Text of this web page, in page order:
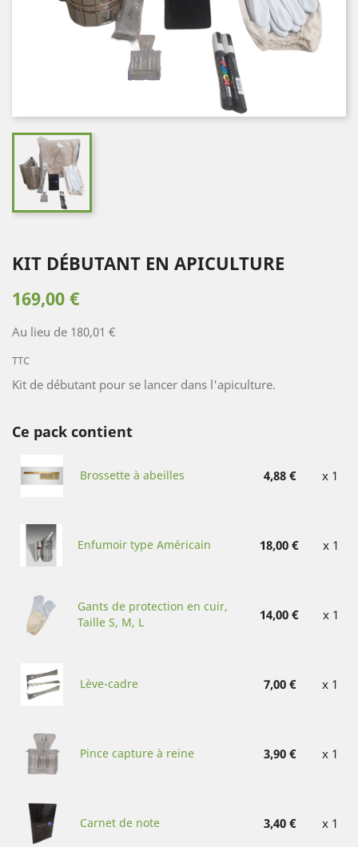
KIT DÉBUTANT EN APICULTURE
169,00 €
Au lieu de 180,01 €
TTC
Kit de débutant pour se lancer dans l'apiculture.
Ce pack contient
Brossette à abeilles 4,88 € x 1
Enfumoir type Américain 18,00 € x 1
Gants de protection en cuir,
Taille S, M, L
14,00 € x 1
Lève-cadre 7,00 € x 1
Pince capture à reine 3,90 € x 1
Carnet de note 3,40 € x 1